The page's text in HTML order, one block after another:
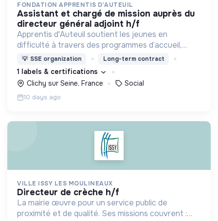
FONDATION APPRENTIS D'AUTEUIL
assistant et chargé de mission auprès du
directeur général adjoint h/f
Apprentis d'Auteuil soutient les jeunes en
difficulté à travers des programmes d’accueil,
d’éducation, de formation et d’insertion pour leur
permettre de devenir des hommes et des femmes
debout.
💡 SSE organization Long-term contract
1 labels & certifications
Clichy sur Seine, France
Social
10 days ago
VILLE ISSY LES MOULINEAUX
directeur de crèche h/f
La mairie œuvre pour un service public de
proximité et de qualité. Ses missions couvrent :